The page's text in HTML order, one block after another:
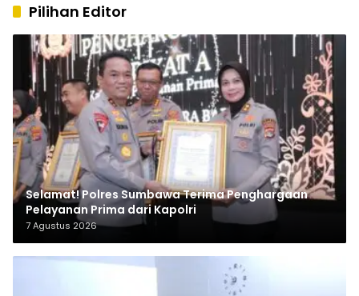
Pilihan Editor
Selamat! Polres Sumbawa Terima Penghargaan
Pelayanan Prima dari Kapolri
7 Agustus 2026